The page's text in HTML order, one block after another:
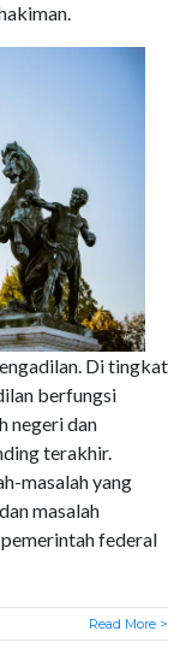
Di tingkat
berfungsi
negeri dan
terakhir.
masalah yang
masalah
federal
Read More >